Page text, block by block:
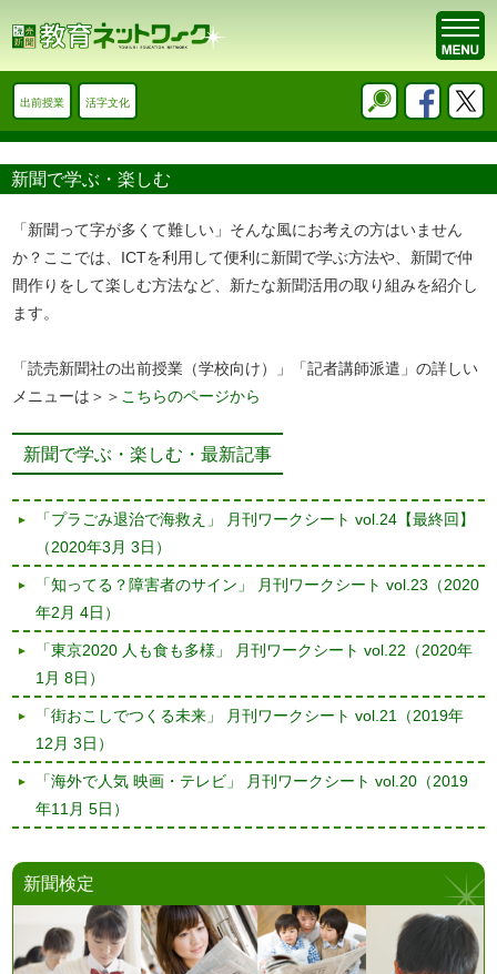
出前授業 活字文化
新聞で学ぶ・楽しむ
「新聞って字が多くて難しい」そんな風にお考えの方はいません
か？ここでは、ICTを利用して便利に新聞で学ぶ方法や、新聞で仲
間作りをして楽しむ方法など、新たな新聞活用の取り組みを紹介し
ます。
「読売新聞社の出前授業（学校向け）」「記者講師派遣」の詳しい
メニューは＞＞ こちらのページから
新聞で学ぶ・楽しむ・最新記事
「プラごみ退治で海救え」 月刊ワークシート vol.24【最終回】
（2020年3月 3日）
「知ってる？障害者のサイン」 月刊ワークシート vol.23 （2020
年2月 4日）
「東京2020 人も食も多様」 月刊ワークシート vol.22 （2020年
1月 8日）
「街おこしでつくる未来」 月刊ワークシート vol.21
（2019年
12月 3日）
「海外で人気 映画・テレビ」 月刊ワークシート vol.20 （2019
年11月 5日）
新聞検定